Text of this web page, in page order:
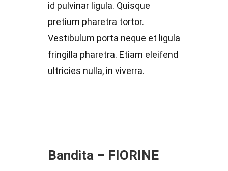
id pulvinar ligula. Quisque
pretium pharetra tortor.
Vestibulum porta neque et ligula
fringilla pharetra. Etiam eleifend
ultricies nulla, in viverra.
Bandita – FIORINE